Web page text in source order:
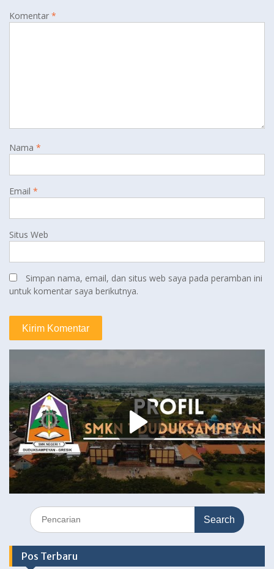
Komentar *
Nama *
Email *
Situs Web
Simpan nama, email, dan situs web saya pada peramban ini
untuk komentar saya berikutnya.
Search
for:
Pos Terbaru